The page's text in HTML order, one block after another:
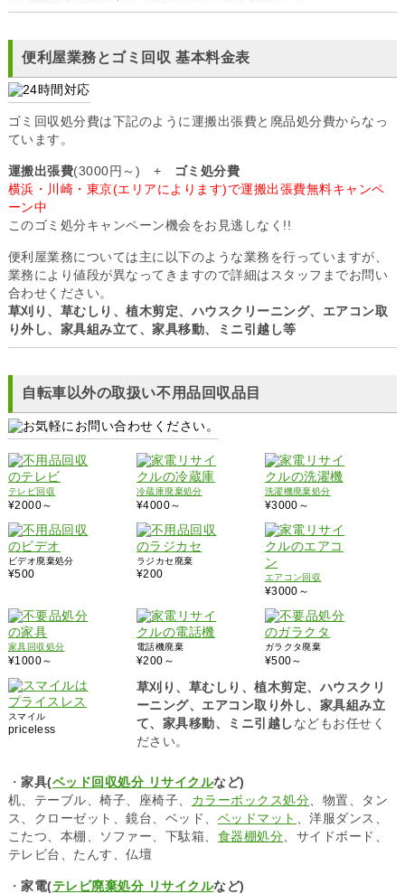
便利屋業務とゴミ回収 基本料金表
ゴミ回収処分費は下記のように運搬出張費と廃品処分費からなっ
ています。
運搬出張費(3000円～) + ゴミ処分費
横浜・川崎・東京(エリアによります)で運搬出張費無料キャンペ
ーン中
このゴミ処分キャンペーン機会をお見逃しなく!!
便利屋業務については主に以下のような業務を行っていますが、
業務により値段が異なってきますので詳細はスタッフまでお問い
合わせください。
草刈り、草むしり、植木剪定、ハウスクリーニング、エアコン取
り外し、家具組み立て、家具移動、ミニ引越し等
自転車以外の取扱い不用品回収品目
テレビ回収
¥2000～
冷蔵庫廃棄処分
¥4000～
洗濯機廃棄処分
¥3000～
ビデオ廃棄処分
¥500
ラジカセ廃棄
¥200 エアコン回収
¥3000～
家具回収処分
¥1000～
電話機廃棄
¥200～
ガラクタ廃棄
¥500～
スマイル
priceless
草刈り、草むしり、植木剪定、ハウスクリ
ーニング、エアコン取り外し、家具組み立
て、家具移動、ミニ引越しなどもお任せく
ださい。
・家具(ベッド回収処分 リサイクルなど)
机、テーブル、椅子、座椅子、 カラーボックス処分 、物置、タン
ス、クローゼット、鏡台、ベッド、 ベッドマット
、洋服ダンス、
こたつ、本棚、ソファー、下駄箱、 食器棚処分 、サイドボード、
テレビ台、たんす、仏壇
・家電(テレビ廃棄処分 リサイクルなど)